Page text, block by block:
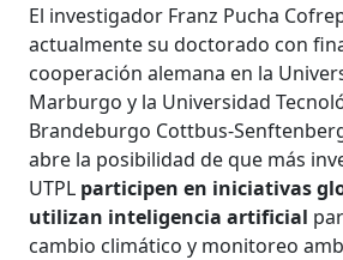
El investigador Franz Pucha
actualmente su doctorado con
cooperación alemana en la
Marburgo y la Universidad
Brandeburgo Cottbus-
abre la posibilidad de que más
UTPL participen en iniciativas
utilizan inteligencia artificial
cambio climático y monitoreo